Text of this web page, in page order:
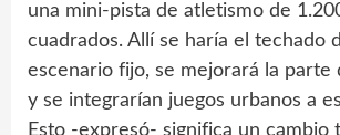
una mini-pista de atletismo de
cuadrados. Allí se haría el techado
escenario fijo, se mejorará la parte
y se integrarían juegos urbanos a
Esto -expresó- significa un cambio